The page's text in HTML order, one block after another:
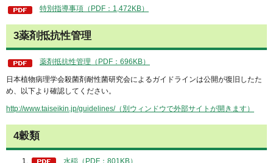
特別指導事項（PDF：1,472KB）
3薬剤抵抗性管理
薬剤抵抗性管理（PDF：696KB）
日本植物病理学会殺菌剤耐性菌研究会によるガイドラインは公開が復旧したた
め、以下より確認してください。
http://www.taiseikin.jp/guidelines/（別ウィンドウで外部サイトが開きます）
4穀類